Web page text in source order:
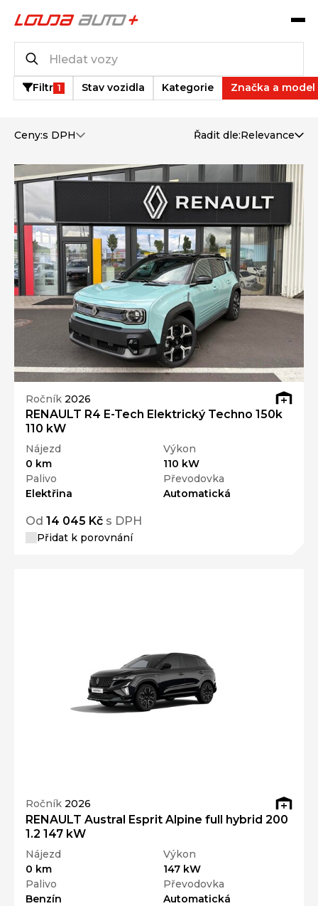
Filtr 1 Stav vozidla Kategorie Značka a model
Ceny:s DPH Řadit dle:Relevance
Ročník 2026
RENAULT R4 E-Tech Elektrický Techno 150k
110 kW
Nájezd
0 km
Výkon
110 kW
Palivo
Elektřina
Převodovka
Automatická
Od 14 045 Kč s DPH
Přidat k porovnání
Ročník 2026
RENAULT Austral Esprit Alpine full hybrid 200
1.2 147 kW
Nájezd
0 km
Výkon
147 kW
Palivo
Benzín
Převodovka
Automatická